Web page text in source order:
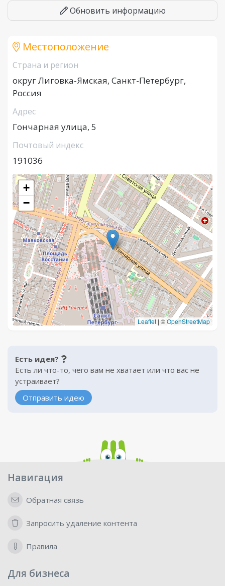
Обновить информацию
Местоположение
Страна и регион
округ Лиговка-Ямская, Санкт-Петербург,
Россия
Адрес
Гончарная улица, 5
Почтовый индекс
191036
+
−
Leaflet | ©OpenStreetMap
Есть идея?
Есть ли что-то, чего вам не хватает или что вас не
устраивает?
Отправить идею
Навигация
Обратная связь
Запросить удаление контента
Правила
Для бизнеса